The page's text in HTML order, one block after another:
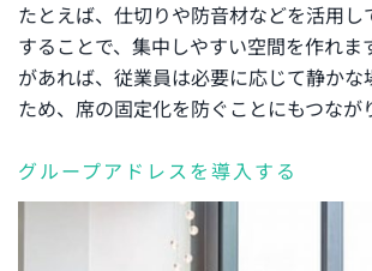
たとえば、仕切りや防音材などを活用
することで、集中しやすい空間を作れま
があれば、従業員は必要に応じて静かな
ため、席の固定化を防ぐことにもつなが
グループアドレスを導入する